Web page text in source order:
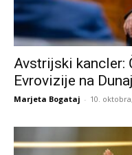
Avstrijski kancler:
Evrovizije na
Marjeta Bogataj - 10.